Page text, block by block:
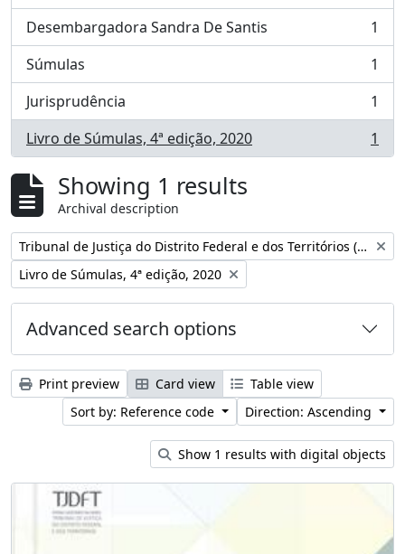
Desembargadora Sandra De Santis
, 1 results
1
Súmulas
, 1 results
1
Jurisprudência
, 1 results
1
Livro de Súmulas, 4ª edição, 2020
, 1 results 1
Showing 1 results
Archival description
Remove filter:
Tribunal de Justiça do Distrito Federal e dos Territórios (Brasil)
Remove filter:
Livro de Súmulas, 4ª edição, 2020
Advanced search options
Print preview Card view
Table view
Sort by: Reference code
Direction: Ascending
Show 1 results with digital objects